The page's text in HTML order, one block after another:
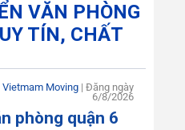
VĂN PHÒNG
TÍN, CHẤT
Vietmam Moving | Đăng ngày
6/8/2026
phòng quận 6